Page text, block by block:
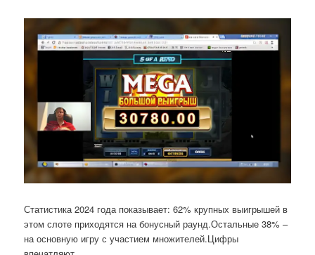
Статистика 2024 года показывает: 62% крупных выигрышей в
этом слоте приходятся на бонусный раунд.Остальные 38% –
на основную игру с участием множителей.Цифры